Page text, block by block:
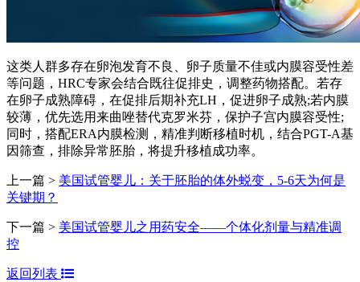
这类人群多存在卵泡发育不良、卵子质量不佳或内膜容受性差
等问题，HRC专家会结合既往促排史，调整药物搭配。若存
在卵子成熟障碍，在促排后期补充LH，促进卵子成熟;若内膜
较薄，优先选用来曲唑替代克罗米芬，保护子宫内膜容受性;
同时，搭配ERA内膜检测，精准判断移植时机，结合PGT-A基
因筛查，排除异常胚胎，将提升移植成功率。
上一篇 > 美国试管婴儿：关于胚胎的体外蜕变，5-6天为何是
关键期？
下一篇 > 美国试管婴儿之用药安全——个体化剂量与精准调
控
返回列表